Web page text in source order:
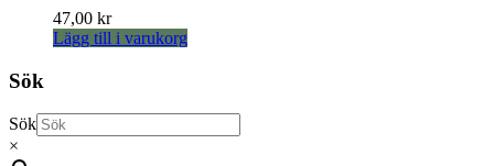
olika
produktsidan
47,00 kr
Lägg till i varukorg
Sök
Sök
×